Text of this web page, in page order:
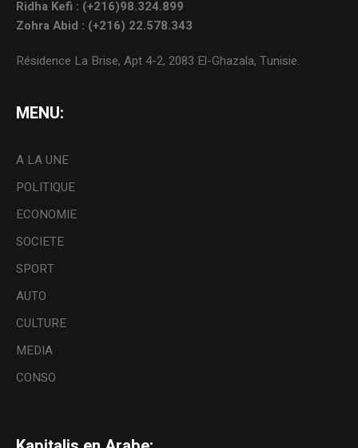
Ridha Kefi : (+216)98.324.899
Zohra Abid : (+216) 22.578.343
Résidence La Brise, Apt 4-2, 2083 El-Ghazala, Tunisie.
MENU:
A LA UNE
POLITIQUE
ECONOMIE
SOCIETE
SPORT
AUTO
CULTURE
MEDIA
CONSO